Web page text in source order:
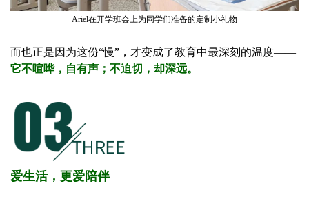
Ariel在开学班会上为同学们准备的定制小礼物
而也正是因为这份“慢”，才变成了教育中最深刻的温度——
它不喧哗，自有声；不迫切，却深远。
爱生活，更爱陪伴